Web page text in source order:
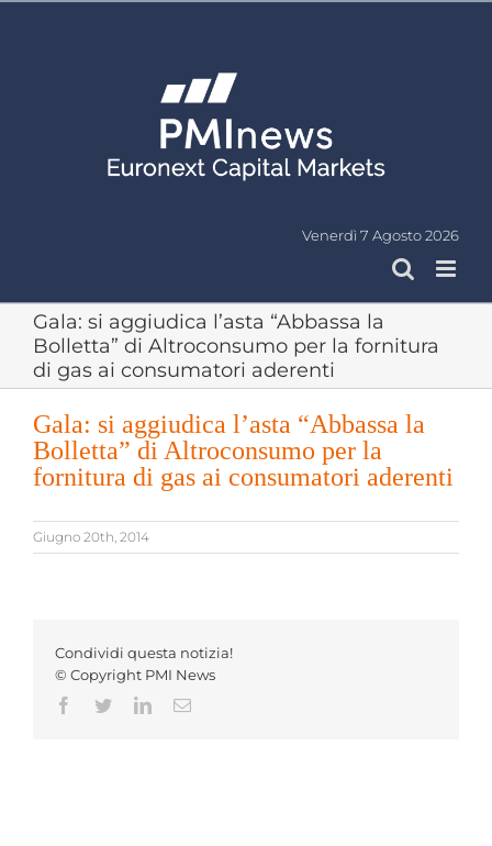
Venerdì 7 Agosto 2026
Gala: si aggiudica l’asta “Abbassa la
Bolletta” di Altroconsumo per la fornitura
di gas ai consumatori aderenti
Gala: si aggiudica l’asta “Abbassa la
Bolletta” di Altroconsumo per la
fornitura di gas ai consumatori aderenti
Giugno 20th, 2014
Condividi questa notizia!
© Copyright PMI News
Facebook
TwitterLinkedInEmail